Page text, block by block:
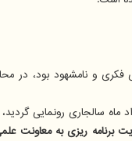
و نامشهود بود، در
سالجاری رونمایی
در آن صورت گرفت و تولیت آن از